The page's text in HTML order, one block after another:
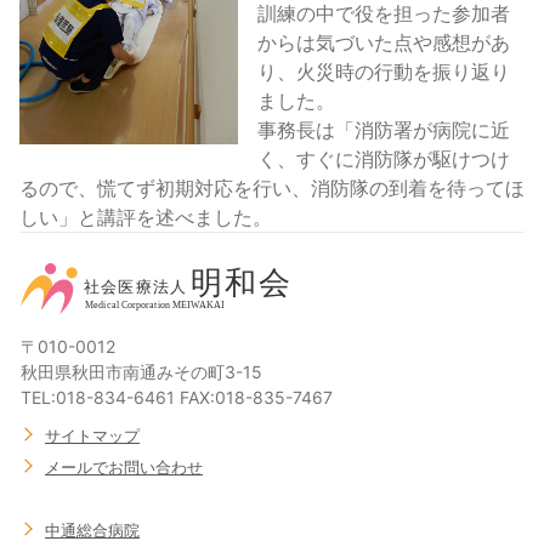
訓練の中で役を担った参加者
からは気づいた点や感想があ
り、火災時の行動を振り返り
ました。
事務長は「消防署が病院に近
く、すぐに消防隊が駆けつけ
るので、慌てず初期対応を行い、消防隊の到着を待ってほ
しい」と講評を述べました。
〒010-0012
秋田県秋田市南通みその町3-15
TEL:018-834-6461 FAX:018-835-7467
サイトマップ
メールでお問い合わせ
中通総合病院